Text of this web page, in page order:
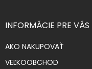
INFORMÁCIE PRE VÁS
AKO NAKUPOVAŤ
VEĽKOOBCHOD